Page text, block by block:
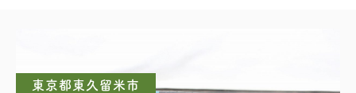
東京都東久留米市